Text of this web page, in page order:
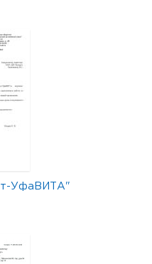
УфаВИТА"